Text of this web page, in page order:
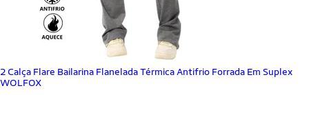
2 Calça Flare Bailarina Flanelada Térmica Antifrio Forrada Em Suplex
WOLFOX